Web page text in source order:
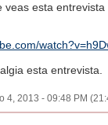
veas esta
esta entrevista.
4, 2013 - 09:48 PM